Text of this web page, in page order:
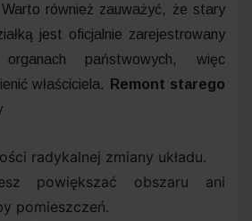
również zauważyć, że stary
jest oficjalnie zarejestrowany
państwowych, więc
właściciela.
Remont starego
radykalnej zmiany układu.
powiększać obszaru ani
pomieszczeń.